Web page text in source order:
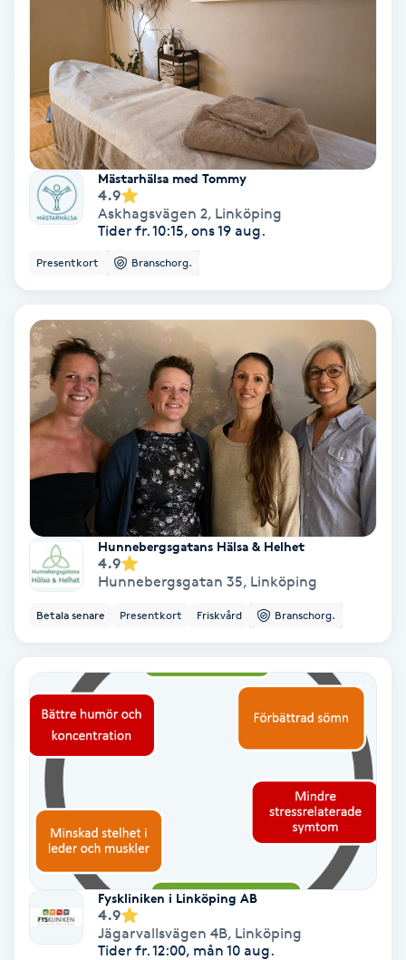
Koppningsmassage
Kosmetisk tatuering
Kostrådgivning
Kroppsinpackning
Kroppspeeling
Käkledsbehandling
Kärlbehandling
Laserbehandling
Lashlift Keratin
LED-ljusterapi
Liktornar
LPG
LPG-massage
Luggklippning
Lymfmassage
Läpptatuering
Makeup
Mästarhälsa med Tommy
4.9
Askhagsvägen 2, Linköping
Tider fr. 10:15, ons 19 aug.
Presentkort Branschorg.
Hunnebergsgatans Hälsa & Helhet
4.9
Hunnebergsgatan 35, Linköping
Betala senare Presentkort Friskvård Branschorg.
Fyskliniken i Linköping AB
4.9
Jägarvallsvägen 4B, Linköping
Tider fr. 12:00, mån 10 aug.